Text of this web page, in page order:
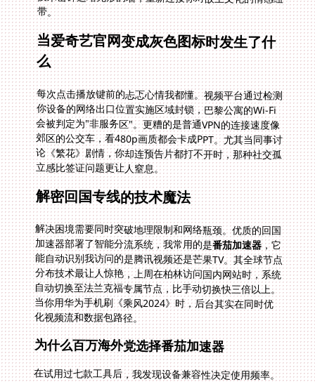
带。
当爱奇艺官网变成灰色图标时发生了什
么
每次点击播放键前的忐忑心情我都懂。视频平台通过检测
你设备的网络出口位置实施区域封锁，巴黎公寓的Wi-Fi
会被判定为"非服务区"。更糟的是普通VPN的连接速度像
郊区的公交车，看480p画质都会卡成PPT。尤其当同事讨
论《繁花》剧情，你却连预告片都打不开时，那种社交孤
立感比签证问题更让人窒息。
解密回国专线的技术魔法
解决困境需要同时突破地理限制和网络瓶颈。优质的回国
加速器部署了智能分流系统，我常用的是番茄加速器，它
能自动识别我访问的是腾讯视频还是芒果TV。其全球节点
分布技术最让人惊艳，上周在柏林访问国内网站时，系统
自动切换至法兰克福专属节点，比手动切换快三倍以上。
当你用华为手机刷《乘风2024》时，后台其实在同时优
化视频流和数据包路径。
为什么百万海外党选择番茄加速器
在试用过七款工具后，我发现设备兼容性决定使用频率。